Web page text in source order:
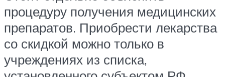
процедуру получения медицинских
препаратов. Приобрести лекарства
со скидкой можно только в
учреждениях из списка,